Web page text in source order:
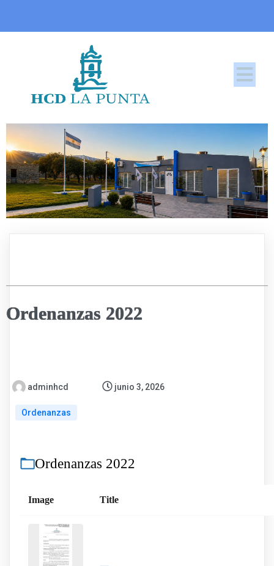
Ordenanzas 2022
adminhcd junio 3, 2026
Ordenanzas
Ordenanzas 2022
Image Title